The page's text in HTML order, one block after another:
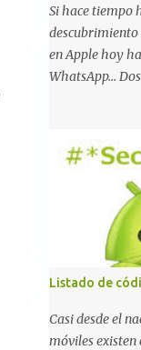
Si hace tiempo
en Apple hoy
WhatsApp...
que la
intentar leer
caracteres
tamaño. La
y funciona
las versiones
incluyendo la
todavía no se
no parece ser
provocar que
Listado de
Casi desde el
móviles existen